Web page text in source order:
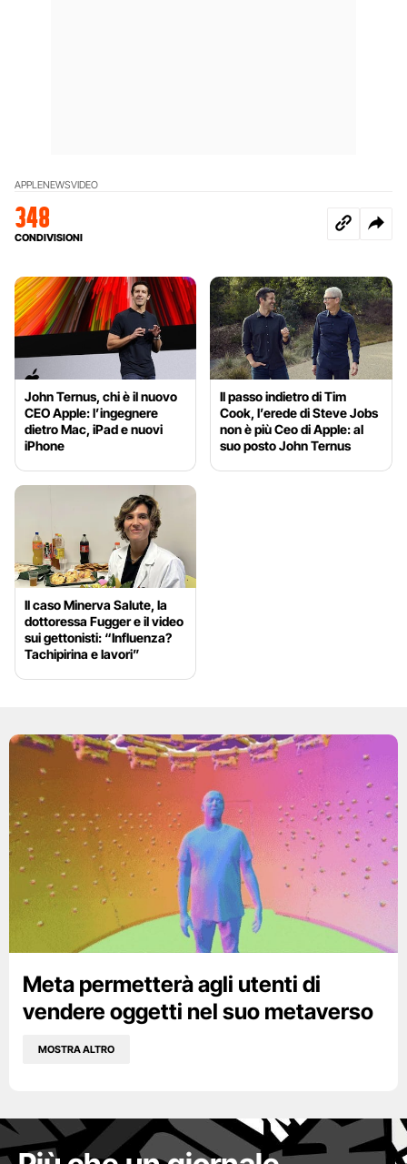
APPLENEWSVIDEO
348
CONDIVISIONI
John Ternus, chi è il nuovo
CEO Apple: l’ingegnere
dietro Mac, iPad e nuovi
iPhone
Il passo indietro di Tim
Cook, l’erede di Steve Jobs
non è più Ceo di Apple: al
suo posto John Ternus
Il caso Minerva Salute, la
dottoressa Fugger e il video
sui gettonisti: “Influenza?
Tachipirina e lavori”
Meta permetterà agli utenti di
vendere oggetti nel suo metaverso
MOSTRA ALTRO